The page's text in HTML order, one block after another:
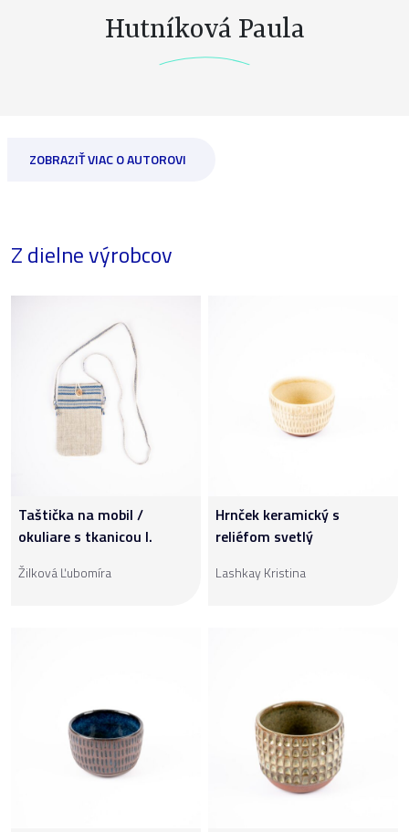
Hutníková Paula
ZOBRAZIŤ VIAC O AUTOROVI
Z dielne výrobcov
Taštička na mobil /
okuliare s tkanicou I.
Žilková Ľubomíra
Hrnček keramický s
reliéfom svetlý
Lashkay Kristina